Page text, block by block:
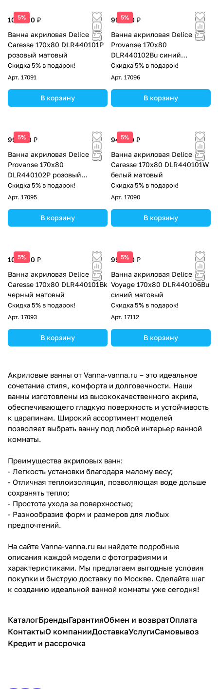
5%
104 000 ₽
Ванна акриловая Delice
Caresse 170х80 DLR440101P
розовый матовый
Скидка 5% в подарок!
Арт. 17091
В корзину
5%
99 000 ₽
Ванна акриловая Delice
Provanse 170х80
DLR440102Bu синий
матовый
Скидка 5% в подарок!
Арт. 17096
В корзину
5%
99 000 ₽
Ванна акриловая Delice
Provanse 170х80
DLR440102P розовый
матовый
Скидка 5% в подарок!
Арт. 17095
В корзину
5%
94 500 ₽
Ванна акриловая Delice
Caresse 170х80 DLR440101W
белый матовый
Скидка 5% в подарок!
Арт. 17090
В корзину
5%
104 000 ₽
Ванна акриловая Delice
Caresse 170х80 DLR440101Bk
черный матовый
Скидка 5% в подарок!
Арт. 17093
В корзину
5%
99 000 ₽
Ванна акриловая Delice
Voyage 170х80 DLR440106Bu
синий матовый
Скидка 5% в подарок!
Арт. 17112
В корзину
Акриловые ванны от Vanna-vanna.ru – это идеальное
сочетание стиля, комфорта и долговечности. Наши
ванны изготовлены из высококачественного акрила,
обеспечивающего гладкую поверхность и устойчивость
к царапинам. Широкий ассортимент моделей
позволяет выбрать ванну под любой интерьер ванной
комнаты.
Преимущества акриловых ванн:
- Легкость установки благодаря малому весу;
- Отличная теплоизоляция, позволяющая воде дольше
сохранять тепло;
- Простота ухода за поверхностью;
- Разнообразие форм и размеров для любых
предпочтений.
На сайте Vanna-vanna.ru вы найдете подробные
описания каждой модели с фотографиями и
характеристиками. Мы предлагаем выгодные условия
покупки и быструю доставку по Москве. Сделайте шаг
к созданию идеальной ванной комнаты уже сегодня!
КаталогБрендыГарантияОбмен и возвратОплата
КонтактыО компанииДоставкаУслугиСамовывоз
Кредит и рассрочка